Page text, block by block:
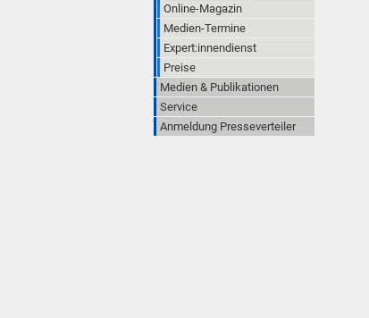
Online-Magazin
Medien-Termine
Expert:innendienst
Preise
Medien & Publikationen
Service
Anmeldung Presseverteiler